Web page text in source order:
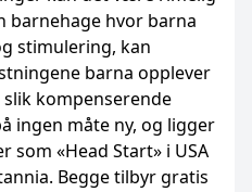
barnehage hvor barna
stimulering, kan
barna opplever
kompenserende
ingen måte ny, og ligger
«Head Start» i USA
Begge tilbyr gratis